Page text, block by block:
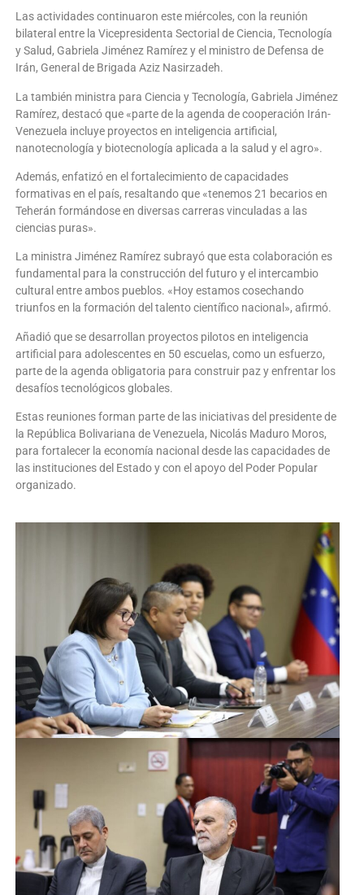
Las actividades continuaron este miércoles, con la reunión
bilateral entre la Vicepresidenta Sectorial de Ciencia, Tecnología
y Salud, Gabriela Jiménez Ramírez y el ministro de Defensa de
Irán, General de Brigada Aziz Nasirzadeh.
La también ministra para Ciencia y Tecnología, Gabriela Jiménez
Ramírez, destacó que «parte de la agenda de cooperación Irán-
Venezuela incluye proyectos en inteligencia artificial,
nanotecnología y biotecnología aplicada a la salud y el agro».
Además, enfatizó en el fortalecimiento de capacidades
formativas en el país, resaltando que «tenemos 21 becarios en
Teherán formándose en diversas carreras vinculadas a las
ciencias puras».
La ministra Jiménez Ramírez subrayó que esta colaboración es
fundamental para la construcción del futuro y el intercambio
cultural entre ambos pueblos. «Hoy estamos cosechando
triunfos en la formación del talento científico nacional», afirmó.
Añadió que se desarrollan proyectos pilotos en inteligencia
artificial para adolescentes en 50 escuelas, como un esfuerzo,
parte de la agenda obligatoria para construir paz y enfrentar los
desafíos tecnológicos globales.
Estas reuniones forman parte de las iniciativas del presidente de
la República Bolivariana de Venezuela, Nicolás Maduro Moros,
para fortalecer la economía nacional desde las capacidades de
las instituciones del Estado y con el apoyo del Poder Popular
organizado.